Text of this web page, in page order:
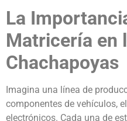
La
Matricería en
Chachapoyas
Imagina una línea de
componentes de vehículos,
electrónicos. Cada una de